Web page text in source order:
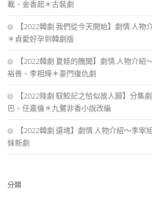
載、金香起＊古裝劇
【2022韓劇 我們從今天開始】劇情.人物
＊貞愛好孕到韓劇版
【2022韓劇 夏娃的醜聞】劇情.人物介紹
裕善、李相燁＊豪門復仇劇
【2022陸劇 馭鮫記之恰似故人歸】分集
巴、任嘉倫＊九鷺非香小說改編
【2022韓劇 還魂】劇情.人物介紹～李宰
妹新劇
分類